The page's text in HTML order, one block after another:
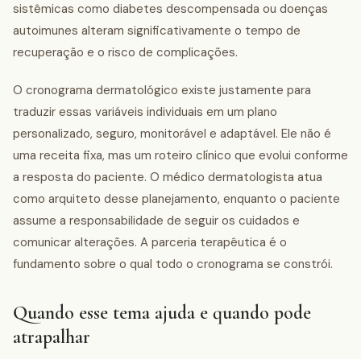
sistêmicas como diabetes descompensada ou doenças
autoimunes alteram significativamente o tempo de
recuperação e o risco de complicações.
O cronograma dermatológico existe justamente para
traduzir essas variáveis individuais em um plano
personalizado, seguro, monitorável e adaptável. Ele não é
uma receita fixa, mas um roteiro clínico que evolui conforme
a resposta do paciente. O médico dermatologista atua
como arquiteto desse planejamento, enquanto o paciente
assume a responsabilidade de seguir os cuidados e
comunicar alterações. A parceria terapêutica é o
fundamento sobre o qual todo o cronograma se constrói.
Quando esse tema ajuda e quando pode
atrapalhar